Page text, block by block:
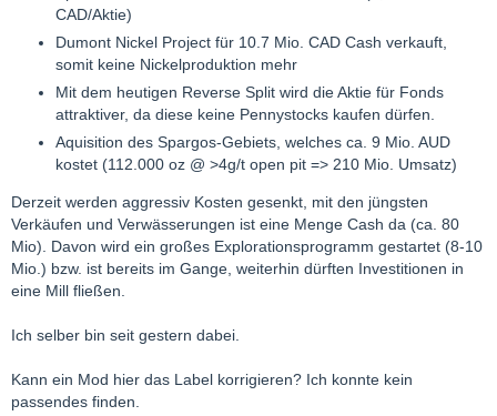
CAD/Aktie)
Dumont Nickel Project für 10.7 Mio. CAD Cash verkauft,
somit keine Nickelproduktion mehr
Mit dem heutigen Reverse Split wird die Aktie für Fonds
attraktiver, da diese keine Pennystocks kaufen dürfen.
Aquisition des Spargos-Gebiets, welches ca. 9 Mio. AUD
kostet (112.000 oz @ >4g/t open pit => 210 Mio. Umsatz)
Derzeit werden aggressiv Kosten gesenkt, mit den jüngsten
Verkäufen und Verwässerungen ist eine Menge Cash da (ca. 80
Mio). Davon wird ein großes Explorationsprogramm gestartet (8-10
Mio.) bzw. ist bereits im Gange, weiterhin dürften Investitionen in
eine Mill fließen.
Ich selber bin seit gestern dabei.
Kann ein Mod hier das Label korrigieren? Ich konnte kein
passendes finden.